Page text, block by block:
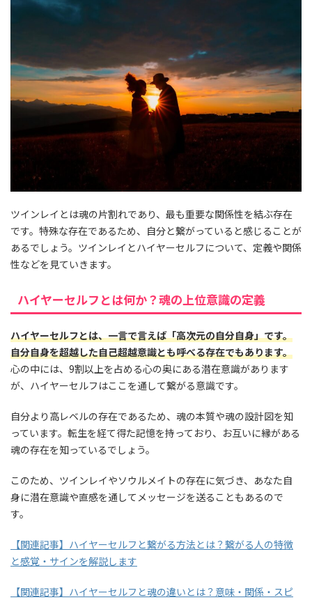
ツインレイとは魂の片割れであり、最も重要な関係性を結ぶ存在
です。特殊な存在であるため、自分と繋がっていると感じることが
あるでしょう。ツインレイとハイヤーセルフについて、定義や関係
性などを見ていきます。
ハイヤーセルフとは何か？魂の上位意識の定義
ハイヤーセルフとは、一言で言えば「高次元の自分自身」です。
自分自身を超越した自己超越意識とも呼べる存在でもあります。
心の中には、9割以上を占める心の奥にある潜在意識があります
が、ハイヤーセルフはここを通して繋がる意識です。
自分より高レベルの存在であるため、魂の本質や魂の設計図を知
っています。転生を経て得た記憶を持っており、お互いに縁がある
魂の存在を知っているでしょう。
このため、ツインレイやソウルメイトの存在に気づき、あなた自
身に潜在意識や直感を通してメッセージを送ることもあるので
す。
【関連記事】ハイヤーセルフと繋がる方法とは？繋がる人の特徴
と感覚・サインを解説します
【関連記事】ハイヤーセルフと魂の違いとは？意味・関係・スピ